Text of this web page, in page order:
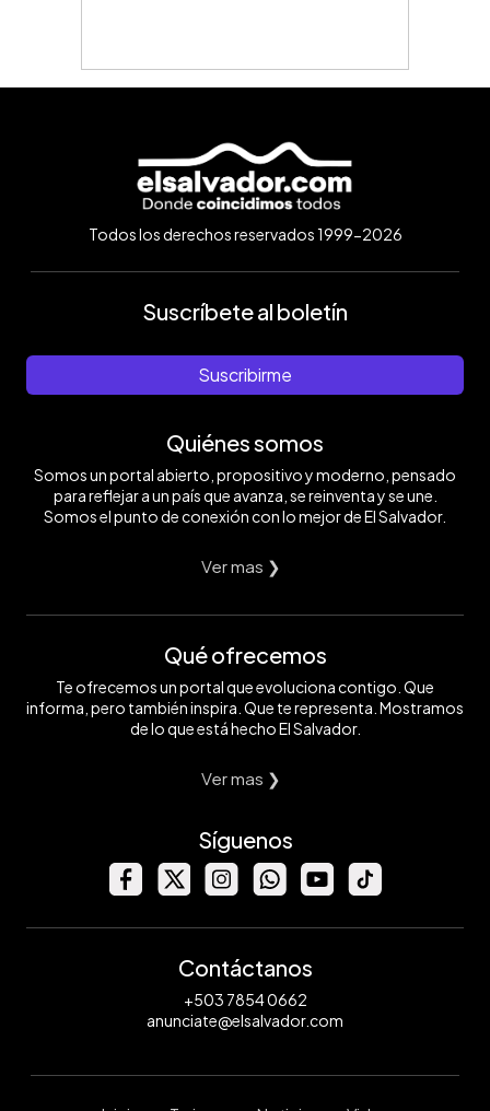
Todos los derechos reservados 1999-2026
Suscríbete al boletín
Suscribirme
Quiénes somos
Somos un portal abierto, propositivo y moderno, pensado
para reflejar a un país que avanza, se reinventa y se une.
Somos el punto de conexión con lo mejor de El Salvador.
Ver mas ❯
Qué ofrecemos
Te ofrecemos un portal que evoluciona contigo. Que
informa, pero también inspira. Que te representa. Mostramos
de lo que está hecho El Salvador.
Ver mas ❯
Síguenos
Contáctanos
+503 7854 0662
anunciate@elsalvador.com